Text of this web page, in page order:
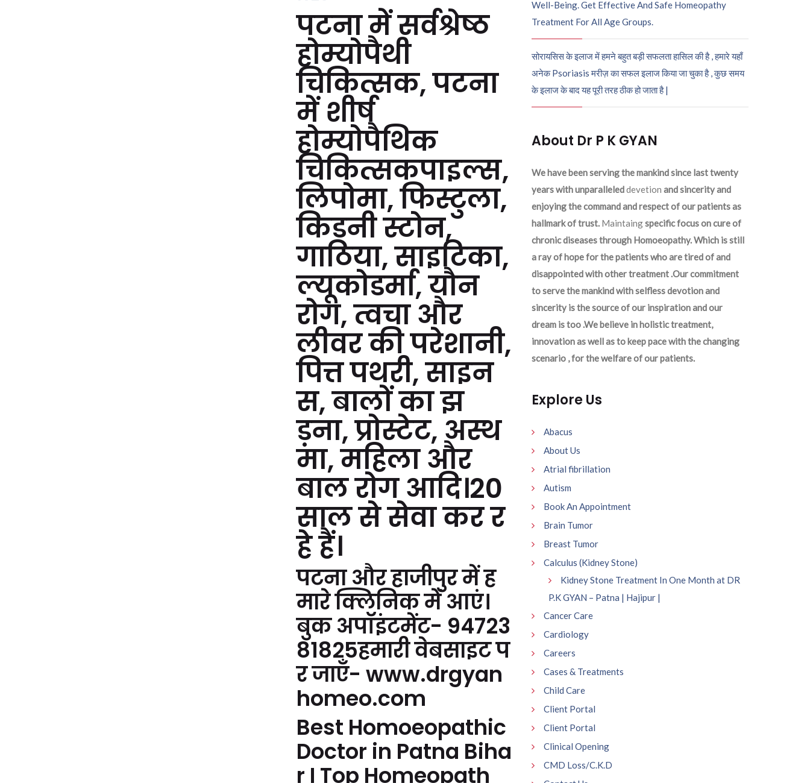
पटना में सर्वश्रेष्ठ
होम्योपैथी
चिकित्सक, पटना
में शीर्ष
होम्योपैथिक
चिकित्सकपाइल्स,
लिपोमा, फिस्टुला,
किडनी स्टोन,
गाठिया, साइटिका,
ल्यूकोडर्मा, यौन
रोग, त्वचा और
लीवर की परेशानी,
पित्त पथरी, साइन
स, बालों का झ
ड़ना, प्रोस्टेट, अस्थ
मा, महिला और
बाल रोग आदि।20
साल से सेवा कर र
हे हैं।
पटना और हाजीपुर में ह
मारे क्लिनिक में आएं।
बुक अपॉइंटमेंट- 94723
81825हमारी वेबसाइट प
र जाएँ- www.drgyan
homeo.com
Best Homoeopathic
Doctor in Patna Biha
r I Top Homeopath
Well-Being. Get Effective And Safe Homeopathy
Treatment For All Age Groups.
सोरायसिस के इलाज में हमने बहुत बड़ी सफलता हासिल की है , हमारे यहाँ
अनेक Psoriasis मरीज़ का सफल इलाज किया जा चुका है , कुछ समय
के इलाज के बाद यह पूरी तरह ठीक हो जाता है |
About Dr P K GYAN
We have been serving the mankind since last twenty
years with unparalleleddevetion and sincerity and
enjoying the command and respect of our patients as
hallmark of trust. Maintaingspecific focus on cure of
chronic diseases through Homoeopathy. Which is still
a ray of hope for the patients who are tired of and
disappointed with other treatment .Our commitment
to serve the mankind with selfless devotion and
sincerity is the source of our inspiration and our
dream is too .We believe in holistic treatment,
innovation as well as to keep pace with the changing
scenario , for the welfare of our patients.
Explore Us
Abacus
About Us
Atrial fibrillation
Autism
Book An Appointment
Brain Tumor
Breast Tumor
Calculus (Kidney Stone)
Kidney Stone Treatment In One Month at DR
P.K GYAN – Patna | Hajipur |
Cancer Care
Cardiology
Careers
Cases & Treatments
Child Care
Client Portal
Client Portal
Clinical Opening
CMD Loss/C.K.D